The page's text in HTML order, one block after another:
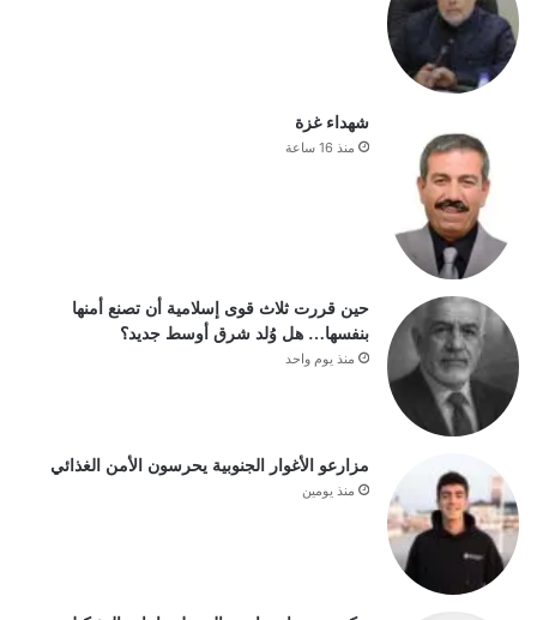
شهداء غزة
منذ 16 ساعة
حين قررت ثلاث قوى إسلامية أن تصنع أمنها
بنفسها… هل وُلد شرق أوسط جديد؟
منذ يوم واحد
مزارعو الأغوار الجنوبية يحرسون الأمن الغذائي
منذ يومين